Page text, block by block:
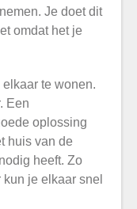
Je doet dit
omdat het je
te wonen.
Een
oplossing
huis van de
heeft. Zo
je elkaar snel